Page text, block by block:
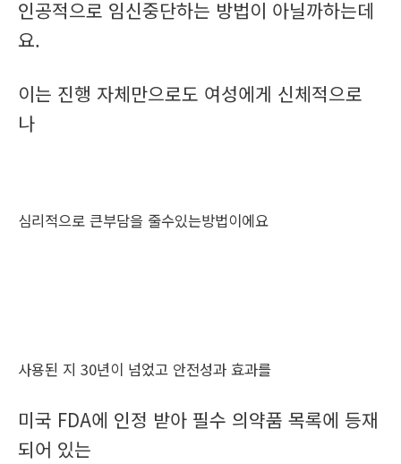
인공적으로 임신중단하는 방법이 아닐까하는데
요.
이는 진행 자체만으로도 여성에게 신체적으로
나
심리적으로 큰부담을 줄수있는방법이에요
사용된 지 30년이 넘었고 안전성과 효과를
미국 FDA에 인정 받아 필수 의약품 목록에 등재
되어 있는